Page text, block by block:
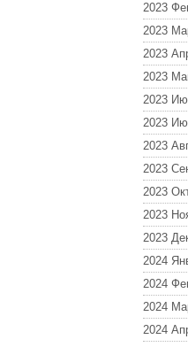
2023
2023
2023
2023
2023
2023
2023
2023
2023
2023
2023
2024
2024
2024
2024